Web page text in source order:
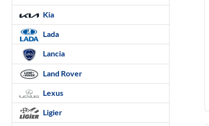
Kia
Lada
Lancia
Land Rover
Lexus
Ligier